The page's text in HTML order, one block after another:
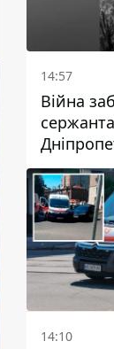
14:57
Війна
14:10